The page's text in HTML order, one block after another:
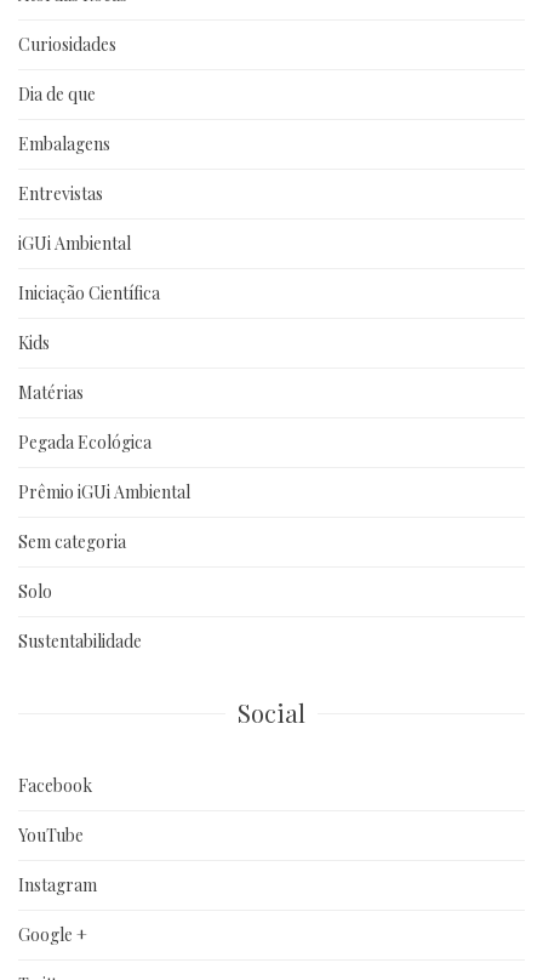
Curiosidades
Dia de que
Embalagens
Entrevistas
iGUi Ambiental
Iniciação Científica
Kids
Matérias
Pegada Ecológica
Prêmio iGUi Ambiental
Sem categoria
Solo
Sustentabilidade
Social
Facebook
YouTube
Instagram
Google +